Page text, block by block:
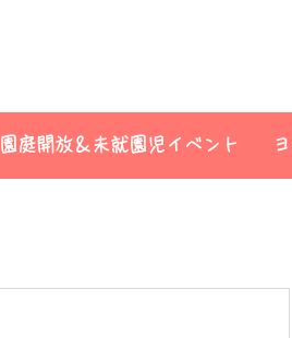
園庭開放＆未就園児イベント